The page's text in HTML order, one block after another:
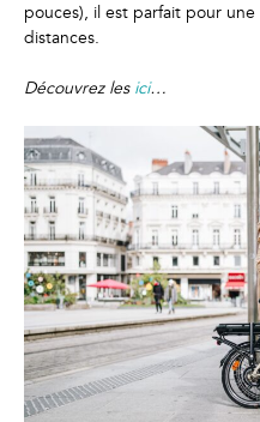
pouces), il est parfait pour
distances.
Découvrez les ici…